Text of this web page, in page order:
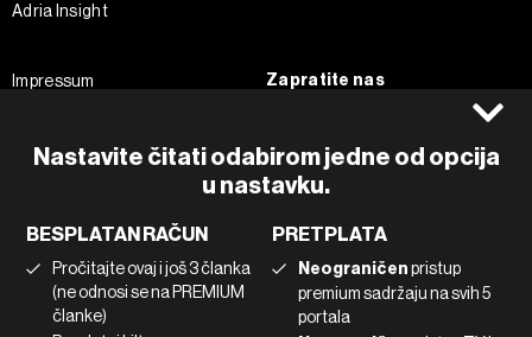
Nastavite čitati odabirom jedne od opcija
u nastavku.
BESPLATAN RAČUN
Pročitajte ovaj i još 3 članka
(ne odnosi se na PREMIUM
članke)
PRETPLATA
Neograničenpristup
premium sadržaju na svih 5
portala
Adria Insight
Impressum
Pravila privatnosti
Korištenje umjetne inteligencije
Zapratite nas
Instagram
Twitter
Tiktok